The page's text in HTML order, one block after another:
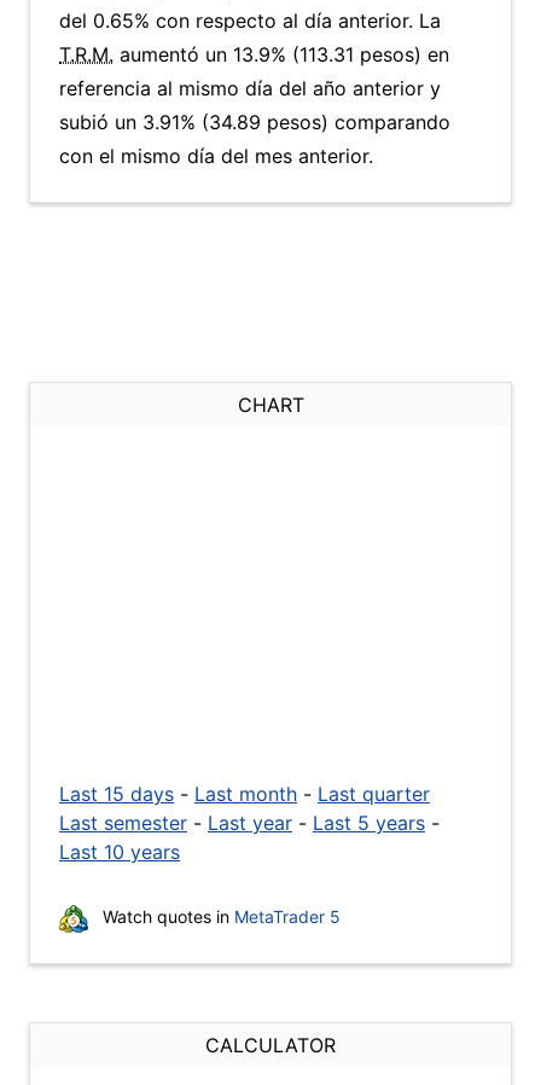
del 0.65% con respecto al día anterior. La
T.R.M. aumentó un 13.9% (113.31 pesos) en
referencia al mismo día del año anterior y
subió un 3.91% (34.89 pesos) comparando
con el mismo día del mes anterior.
CHART
Last 15 days - Last month - Last quarter
Last semester - Last year - Last 5 years -
Last 10 years
Watch quotes in MetaTrader 5
CALCULATOR